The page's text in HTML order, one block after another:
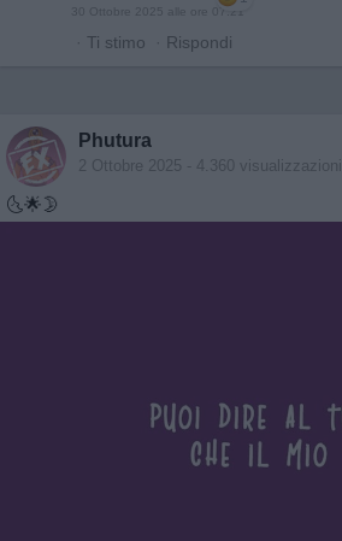
30 Ottobre 2025 alle ore 07:21
· Ti stimo · Rispondi
Phutura
2 Ottobre 2025 - 4.360 visualizzazioni
🌜🌟🌛